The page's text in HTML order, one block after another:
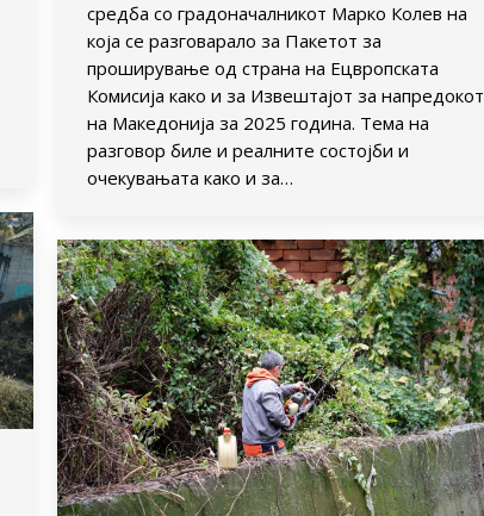
средба со градоначалникот Марко Колев на
која се разговарало за Пакетот за
проширување од страна на Ецвропската
Комисија како и за Извештајот за напредокот
на Македонија за 2025 година. Тема на
разговор биле и реалните состојби и
очекувањата како и за…